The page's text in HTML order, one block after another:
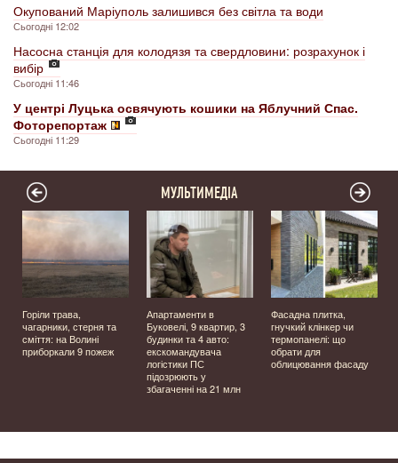
Окупований Маріуполь залишився без світла та води
Сьогодні 12:02
Насосна станція для колодязя та свердловини: розрахунок і
вибір
Сьогодні 11:46
У центрі Луцька освячують кошики на Яблучний Спас.
Фоторепортаж
Сьогодні 11:29
МУЛЬТИМЕДІА
Горіли трава,
чагарники, стерня та
сміття: на Волині
приборкали 9 пожеж
Апартаменти в
Буковелі, 9 квартир, 3
будинки та 4 авто:
екскомандувача
логістики ПС
підозрюють у
збагаченні на 21 млн
Фасадна плитка,
гнучкий клінкер чи
термопанелі: що
обрати для
облицювання фасаду